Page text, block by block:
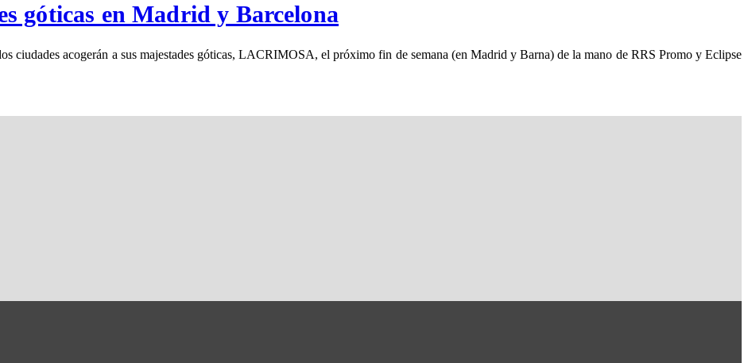
góticas en Madrid y Barcelona
ciudades acogerán a sus majestades góticas, LACRIMOSA, el próximo fin de semana (en Madrid y Barna) de la mano de RRS Promo y Eclipse